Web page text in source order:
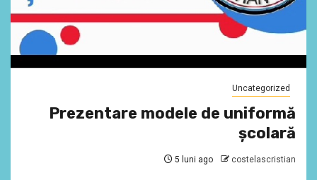
Uncategorized
Prezentare modele de uniformă
școlară
5 luni ago costelascristian